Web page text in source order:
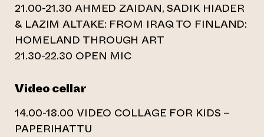
21.00-21.30 AHMED ZAIDAN, SADIK HIADER
& LAZIM ALTAKE: FROM IRAQ TO FINLAND:
HOMELAND THROUGH ART
21.30-22.30 OPEN MIC
Video cellar
14.00-18.00 VIDEO COLLAGE FOR KIDS –
PAPERIHATTU